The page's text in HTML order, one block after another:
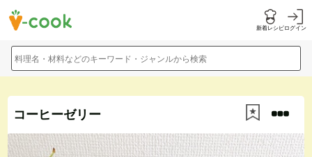
新着レシピログイン
料理名・材料などのキーワード・ジャンルから検索
コーヒーゼリー